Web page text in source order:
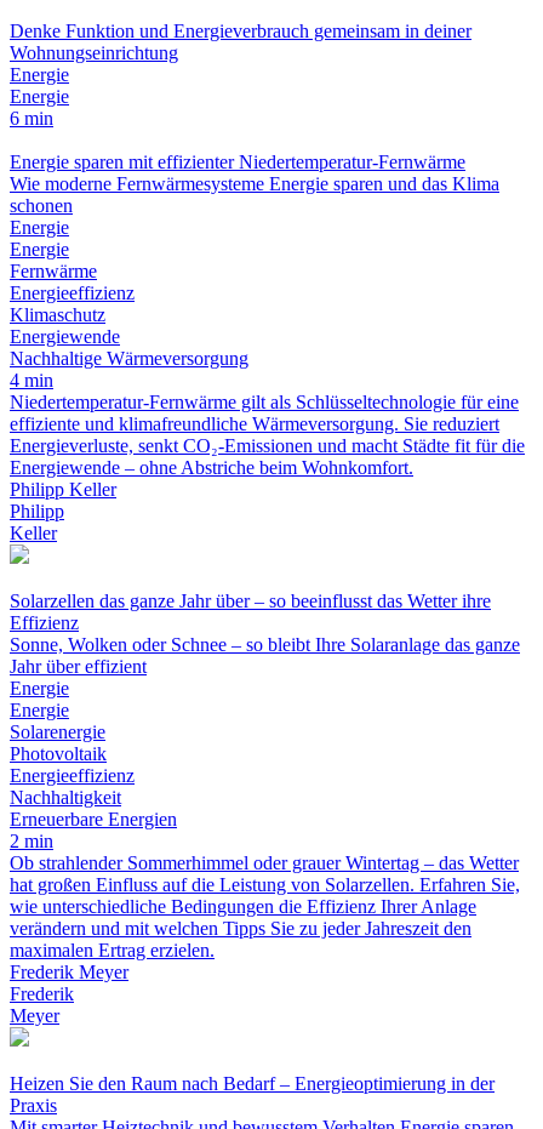
Denke Funktion und Energieverbrauch gemeinsam in deiner
Wohnungseinrichtung
Energie
Energie
6 min
Energie sparen mit effizienter Niedertemperatur-Fernwärme
Wie moderne Fernwärmesysteme Energie sparen und das Klima
schonen
Energie
Energie
Fernwärme
Energieeffizienz
Klimaschutz
Energiewende
Nachhaltige Wärmeversorgung
4 min
Niedertemperatur-Fernwärme gilt als Schlüsseltechnologie für eine
effiziente und klimafreundliche Wärmeversorgung. Sie reduziert
Energieverluste, senkt CO₂-Emissionen und macht Städte fit für die
Energiewende – ohne Abstriche beim Wohnkomfort.
Philipp Keller
Philipp
Keller
Solarzellen das ganze Jahr über – so beeinflusst das Wetter ihre
Effizienz
Sonne, Wolken oder Schnee – so bleibt Ihre Solaranlage das ganze
Jahr über effizient
Energie
Energie
Solarenergie
Photovoltaik
Energieeffizienz
Nachhaltigkeit
Erneuerbare Energien
2 min
Ob strahlender Sommerhimmel oder grauer Wintertag – das Wetter
hat großen Einfluss auf die Leistung von Solarzellen. Erfahren Sie,
wie unterschiedliche Bedingungen die Effizienz Ihrer Anlage
verändern und mit welchen Tipps Sie zu jeder Jahreszeit den
maximalen Ertrag erzielen.
Frederik Meyer
Frederik
Meyer
Heizen Sie den Raum nach Bedarf – Energieoptimierung in der
Praxis